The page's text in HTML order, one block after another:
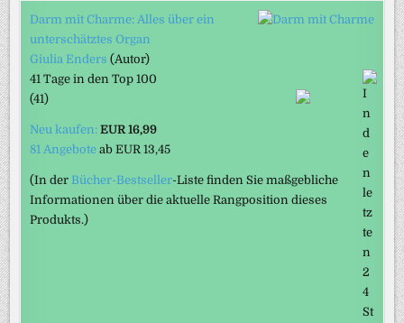
Darm mit Charme: Alles über ein
unterschätztes Organ
Giulia Enders (Autor)
41 Tage in den Top 100
(41)
Neu kaufen:EUR 16,99
81 Angebote abEUR 13,45
(In der Bücher-Bestseller-Liste finden Sie maßgebliche
Informationen über die aktuelle Rangposition dieses
Produkts.)